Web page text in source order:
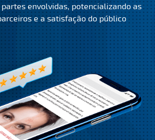
envolvidas, potencializando as
e a satisfação do público